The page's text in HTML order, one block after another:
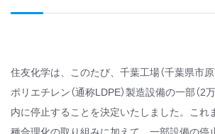
住友化学は、このたび、千葉工場（千葉県市
ポリエチレン（通称LDPE）製造設備の一部（2
内に停止することを決定いたしました。これ
種合理化の取り組みに加えて、一部設備の停